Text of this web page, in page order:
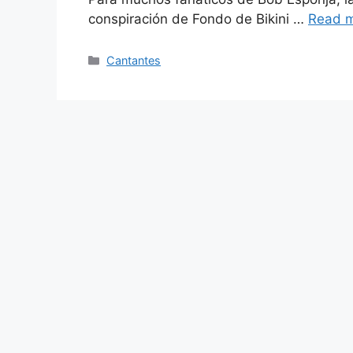
conspiración de Fondo de Bikini … Read
Categories
Cantantes